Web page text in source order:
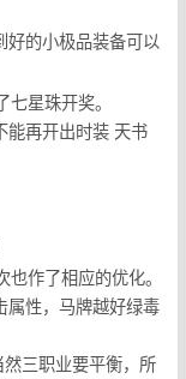
的小极品装备可以
星珠开奖。
再开出时装 天书
作了相应的优化。
性，马牌越好绿毒
三职业要平衡，所